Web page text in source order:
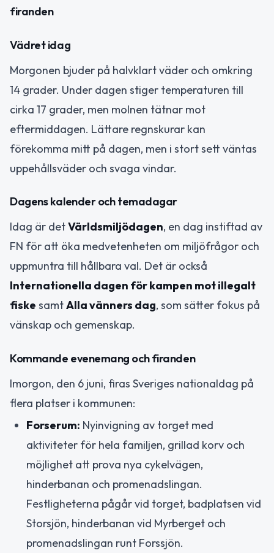
firanden
Vädret idag
Morgonen bjuder på halvklart väder och omkring
14 grader. Under dagen stiger temperaturen till
cirka 17 grader, men molnen tätnar mot
eftermiddagen. Lättare regnskurar kan
förekomma mitt på dagen, men i stort sett väntas
uppehållsväder och svaga vindar.
Dagens kalender och temadagar
Idag är detVärldsmiljödagen, en dag instiftad av
FN för att öka medvetenheten om miljöfrågor och
uppmuntra till hållbara val. Det är också
Internationella dagen för kampen mot illegalt
fiske samtAlla vänners dag, som sätter fokus på
vänskap och gemenskap.
Kommande evenemang och firanden
Imorgon, den 6 juni, firas Sveriges nationaldag på
flera platser i kommunen:
Forserum: Nyinvigning av torget med
aktiviteter för hela familjen, grillad korv och
möjlighet att prova nya cykelvägen,
hinderbanan och promenadslingan.
Festligheterna pågår vid torget, badplatsen vid
Storsjön, hinderbanan vid Myrberget och
promenadslingan runt Forssjön.